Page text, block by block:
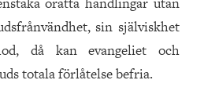
sin själviskhet
då kan evangeliet och
totala förlåtelse befria.